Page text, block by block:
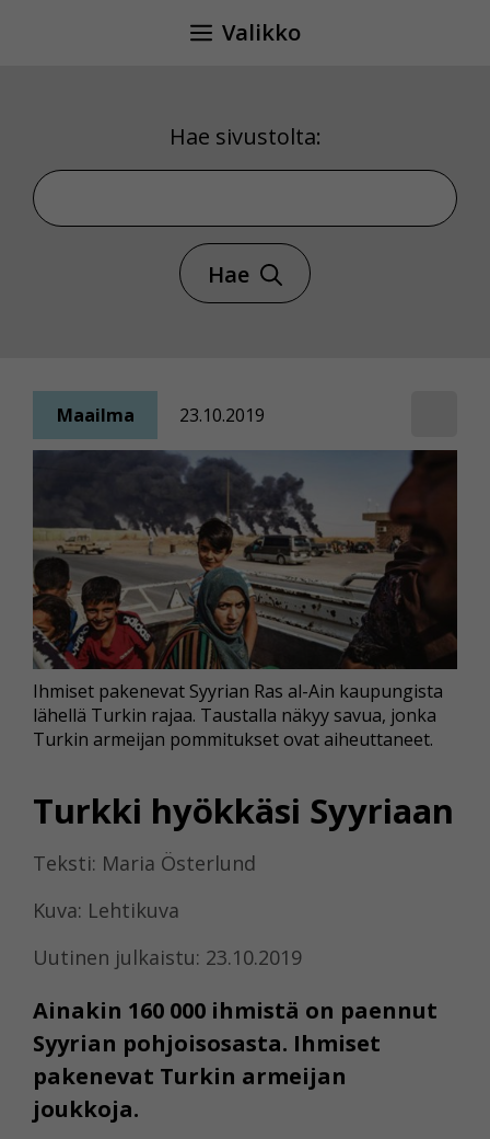
Valikko
Hae sivustolta:
Hae sivustolta
Hae
Maailma 23.10.2019
Turkki hyökkäsi Syyriaan
Teksti: Maria Österlund
Kuva: Lehtikuva
Uutinen julkaistu: 23.10.2019
Ainakin 160 000 ihmistä on paennut
Syyrian pohjoisosasta. Ihmiset
pakenevat Turkin armeijan
joukkoja.
Ihmiset pakenevat Syyrian Ras al-Ain kaupungista
lähellä Turkin rajaa. Taustalla näkyy savua, jonka
Turkin armeijan pommitukset ovat aiheuttaneet.